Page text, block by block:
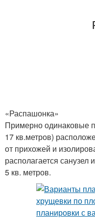
«Распашонка»
Примерно одинаковые
17 кв.метров)
от прихожей и
располагается
5 кв. метров.